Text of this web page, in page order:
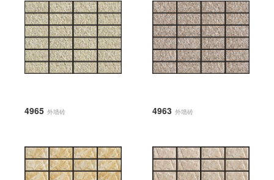
4965 外墙砖 4963 外墙砖